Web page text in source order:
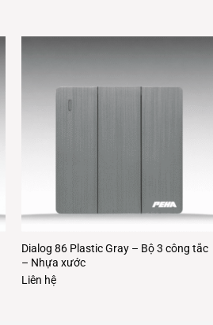
Dialog 86 Plastic Gray – Bộ 3 công tắc
– Nhựa xước
Liên hệ